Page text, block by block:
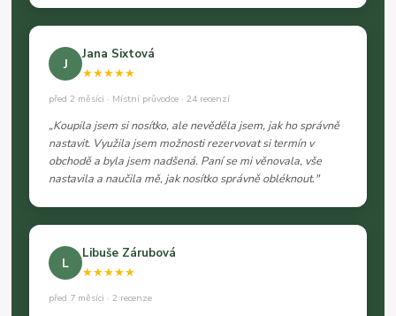
J
Jana Sixtová
★★★★★
před 2 měsíci · Místní průvodce · 24 recenzí
„Koupila jsem si nosítko, ale nevěděla jsem, jak ho správně
nastavit. Využila jsem možnosti rezervovat si termín v
obchodě a byla jsem nadšená. Paní se mi věnovala, vše
nastavila a naučila mě, jak nosítko správně obléknout."
L
Libuše Zárubová
★★★★★
před 7 měsíci · 2 recenze